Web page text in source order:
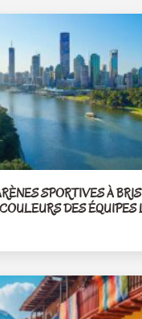
SPORTIVES À
DES